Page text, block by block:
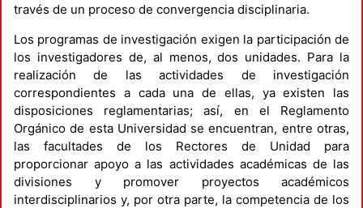
través de un proceso de convergencia disciplinaria.
Los programas de investigación exigen la participación de
los investigadores de, al menos, dos unidades. Para la
realización de las actividades de investigación
correspondientes a cada una de ellas, ya existen las
disposiciones reglamentarias; así, en el Reglamento
Orgánico de esta Universidad se encuentran, entre otras,
las facultades de los Rectores de Unidad para
proporcionar apoyo a las actividades académicas de las
divisiones y promover proyectos académicos
interdisciplinarios y, por otra parte, la competencia de los